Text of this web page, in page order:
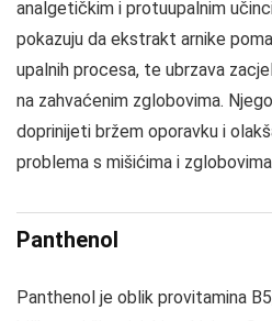
analgetičkim i protuupalnim
pokazuju da ekstrakt arnike
upalnih procesa, te ubrzava
na zahvaćenim zglobovima.
doprinijeti bržem oporavku i
problema s mišićima i
Panthenol
Panthenol je oblik provitamina